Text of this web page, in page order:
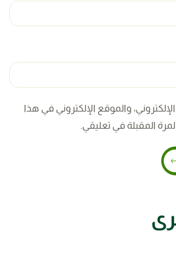
والموقع الإلكتروني في هذا
المقبلة في تعليقي.